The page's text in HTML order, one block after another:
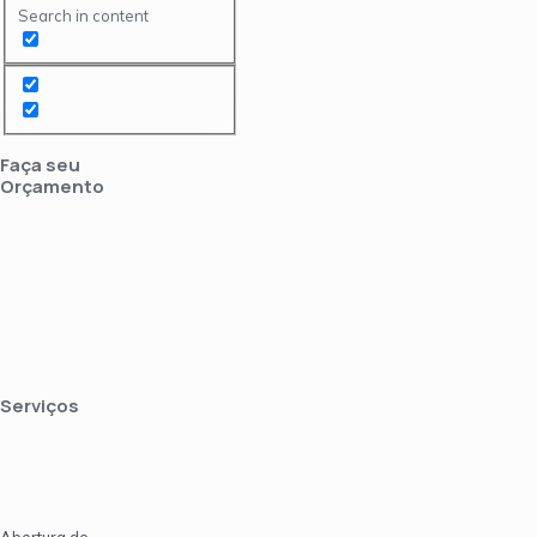
Search in content
Faça seu
Orçamento
Serviços